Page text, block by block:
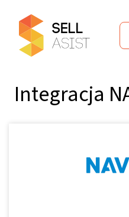
Integracja